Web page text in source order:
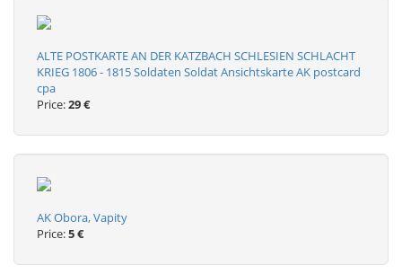
ALTE POSTKARTE AN DER KATZBACH SCHLESIEN SCHLACHT
KRIEG 1806 - 1815 Soldaten Soldat Ansichtskarte AK postcard
cpa
Price:29 €
AK Obora, Vapity
Price:5 €